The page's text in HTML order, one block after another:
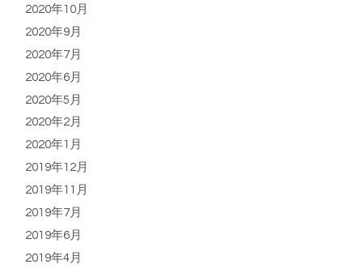
2020年10月
2020年9月
2020年7月
2020年6月
2020年5月
2020年2月
2020年1月
2019年12月
2019年11月
2019年7月
2019年6月
2019年4月